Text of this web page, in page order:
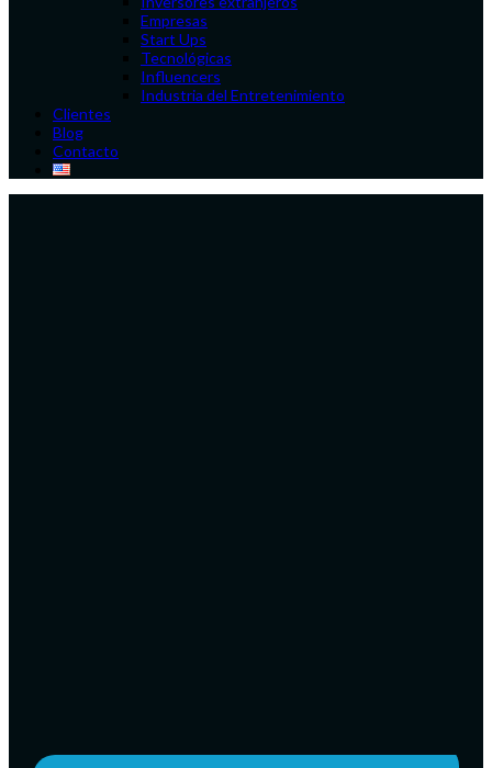
Empresas
Start Ups
Tecnológicas
Influencers
Industria del Entretenimiento
Clientes
Blog
Contacto